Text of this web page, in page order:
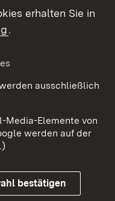
erhalten Sie in
.
ausschließlich
Media-Elemente von
werden auf der
bestätigen